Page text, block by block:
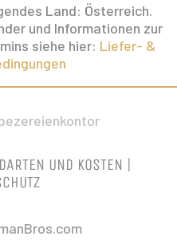
Land: Österreich.
und Informationen zur
siehe hier: Liefer- &
UND KOSTEN